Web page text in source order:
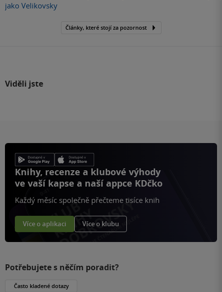
jako Velikovsky
Články, které stojí za pozornost
Viděli jste
Knihy, recenze a klubové výhody
ve vaší kapse a naší appce KDčko
Každý měsíc společně přečteme tisíce knih
Více o aplikaci Více o klubu
Potřebujete s něčím poradit?
Často kladené dotazy